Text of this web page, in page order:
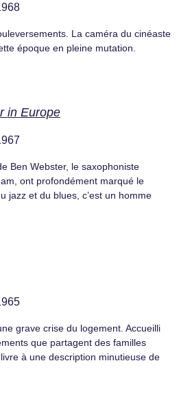
La caméra du cinéaste
époque en pleine mutation.
in Europe
Ben Webster, le saxophoniste
ont profondément marqué le
jazz et du blues, c’est un homme
grave crise du logement. Accueilli
que partagent des familles
à une description minutieuse de